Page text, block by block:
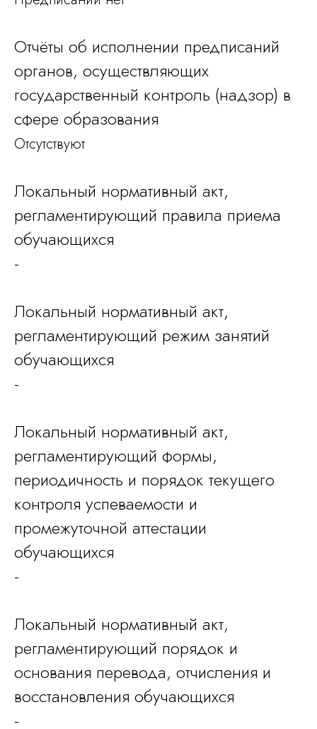
Отчёты об исполнении предписаний
органов, осуществляющих
государственный контроль (надзор) в
сфере образования
Отсутствуют
Локальный нормативный акт,
регламентирующий правила приема
обучающихся
-
Локальный нормативный акт,
регламентирующий режим занятий
обучающихся
-
Локальный нормативный акт,
регламентирующий формы,
периодичность и порядок текущего
контроля успеваемости и
промежуточной аттестации
обучающихся
-
Локальный нормативный акт,
регламентирующий порядок и
основания перевода, отчисления и
восстановления обучающихся
-